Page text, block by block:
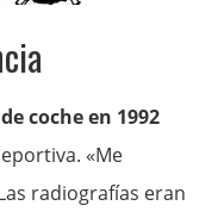
coche en 1992
«Me
radiografías eran